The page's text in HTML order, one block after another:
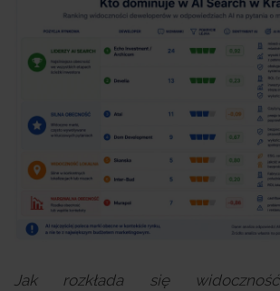
Jak rozkłada się